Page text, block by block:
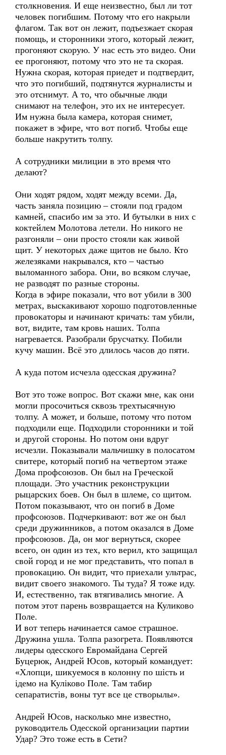
столкновения. И еще неизвестно, был ли тот
человек погибшим. Потому что его накрыли
флагом. Так вот он лежит, подъезжает скорая
помощь, и сторонники этого, который лежит,
прогоняют скорую. У нас есть это видео. Они
ее прогоняют, потому что это не та скорая.
Нужна скорая, которая приедет и подтвердит,
что это погибший, подтянутся журналисты и
это отснимут. А то, что обычные люди
снимают на телефон, это их не интересует.
Им нужна была камера, которая снимет,
покажет в эфире, что вот погиб. Чтобы еще
больше накрутить толпу.
А сотрудники милиции в это время что
делают?
Они ходят рядом, ходят между всеми. Да,
часть заняла позицию – стояли под градом
камней, спасибо им за это. И бутылки в них с
коктейлем Молотова летели. Но никого не
разгоняли – они просто стояли как живой
щит. У некоторых даже щитов не было. Кто
железяками накрывался, кто – частью
выломанного забора. Они, во всяком случае,
не разводят по разные стороны.
Когда в эфире показали, что вот убили в 300
метрах, выскакивают хорошо подготовленные
провокаторы и начинают кричать: там убили,
вот, видите, там кровь наших. Толпа
нагревается. Разобрали брусчатку. Побили
кучу машин. Всё это длилось часов до пяти.
А куда потом исчезла одесская дружина?
Вот это тоже вопрос. Вот скажи мне, как они
могли просочиться сквозь трехтысячную
толпу. А может, и больше, потому что потом
подходили еще. Подходили сторонники и той
и другой стороны. Но потом они вдруг
исчезли. Показывали мальчишку в полосатом
свитере, который погиб на четвертом этаже
Дома профсоюзов. Он был на Греческой
площади. Это участник реконструкции
рыцарских боев. Он был в шлеме, со щитом.
Потом показывают, что он погиб в Доме
профсоюзов. Подчеркивают: вот же он был
среди дружинников, а потом оказался в Доме
профсоюзов. Да, он мог вернуться, скорее
всего, он один из тех, кто верил, кто защищал
свой город и не мог представить, что попал в
провокацию. Он видит, что приехали ультрас,
видит своего знакомого. Ты туда? Я тоже иду.
И, естественно, так втягивались многие. А
потом этот парень возвращается на Куликово
Поле.
И вот теперь начинается самое страшное.
Дружина ушла. Толпа разогрета. Появляются
лидеры одесского Евромайдана Сергей
Буцерюк, Андрей Юсов, который командует:
«Хлопци, шикуемося в колонну по шість и
ідемо на Куліково Поле. Там табир
сепаратистiв, воны тут все це створылы».
Андрей Юсов, насколько мне известно,
руководитель Одесской организации партии
Удар? Это тоже есть в Cети?